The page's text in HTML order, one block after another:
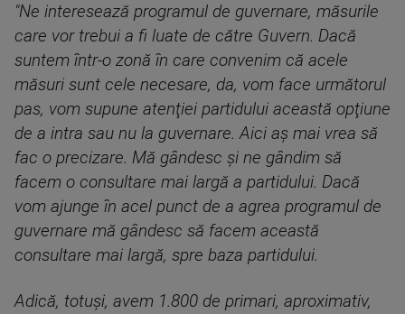
"Ne interesează programul de guvernare, măsurile
care vor trebui a fi luate de către Guvern. Dacă
suntem într-o zonă în care convenim că acele
măsuri sunt cele necesare, da, vom face următorul
pas, vom supune atenţiei partidului această opţiune
de a intra sau nu la guvernare. Aici aş mai vrea să
fac o precizare. Mă gândesc şi ne gândim să
facem o consultare mai largă a partidului. Dacă
vom ajunge în acel punct de a agrea programul de
guvernare mă gândesc să facem această
consultare mai largă, spre baza partidului.
Adică, totuşi, avem 1.800 de primari, aproximativ,